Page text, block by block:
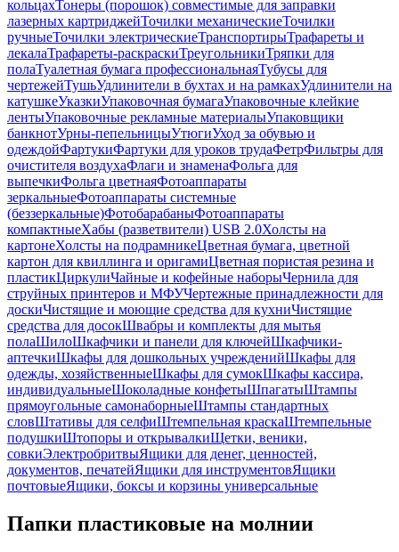
кольцахТонеры (порошок) совместимые для заправки
лазерных картриджейТочилки механическиеТочилки
ручныеТочилки электрическиеТранспортирыТрафареты и
лекалаТрафареты-раскраскиТреугольникиТряпки для
полаТуалетная бумага профессиональнаяТубусы для
чертежейТушьУдлинители в бухтах и на рамкахУдлинители на
катушкеУказкиУпаковочная бумагаУпаковочные клейкие
лентыУпаковочные рекламные материалыУпаковщики
банкнотУрны-пепельницыУтюгиУход за обувью и
одеждойФартукиФартуки для уроков трудаФетрФильтры для
очистителя воздухаФлаги и знаменаФольга для
выпечкиФольга цветнаяФотоаппараты
зеркальныеФотоаппараты системные
(беззеркальные)ФотобарабаныФотоаппараты
компактныеХабы (разветвители) USB 2.0Холсты на
картонеХолсты на подрамникеЦветная бумага, цветной
картон для квиллинга и оригамиЦветная пористая резина и
пластикЦиркулиЧайные и кофейные наборыЧернила для
струйных принтеров и МФУЧертежные принадлежности для
доскиЧистящие и моющие средства для кухниЧистящие
средства для досокШвабры и комплекты для мытья
полаШилоШкафчики и панели для ключейШкафчики-
аптечкиШкафы для дошкольных учрежденийШкафы для
одежды, хозяйственныеШкафы для сумокШкафы кассира,
индивидуальныеШоколадные конфетыШпагатыШтампы
прямоугольные самонаборныеШтампы стандартных
словШтативы для селфиШтемпельная краскаШтемпельные
подушкиШтопоры и открывалкиЩетки, веники,
совкиЭлектробритвыЯщики для денег, ценностей,
документов, печатейЯщики для инструментовЯщики
почтовыеЯщики, боксы и корзины универсальные
Папки пластиковые на молнии